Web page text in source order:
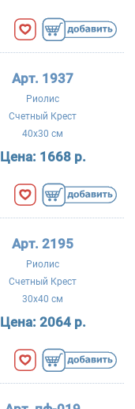
Арт. 1937
Риолис
Счетный Крест
40x30 см
Цена: 1668 р.
Арт. 2195
Риолис
Счетный Крест
30x40 см
Цена: 2064 р.